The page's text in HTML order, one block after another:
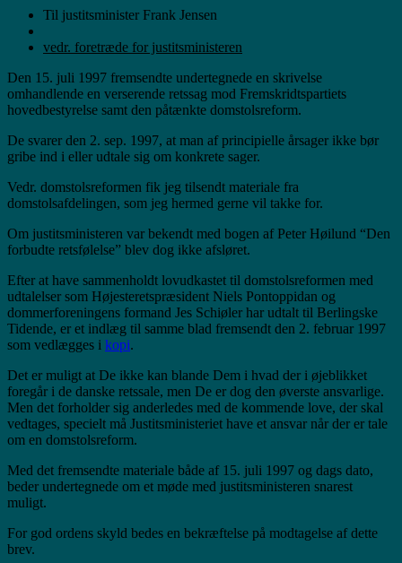
Til justitsminister Frank Jensen
vedr. foretræde for justitsministeren
Den 15. juli 1997 fremsendte undertegnede en skrivelse
omhandlende en verserende retssag mod Fremskridtspartiets
hovedbestyrelse samt den påtænkte domstolsreform.
De svarer den 2. sep. 1997, at man af principielle årsager ikke bør
gribe ind i eller udtale sig om konkrete sager.
Vedr. domstolsreformen fik jeg tilsendt materiale fra
domstolsafdelingen, som jeg hermed gerne vil takke for.
Om justitsministeren var bekendt med bogen af Peter Høilund “Den
forbudte retsfølelse” blev dog ikke afsløret.
Efter at have sammenholdt lovudkastet til domstolsreformen med
udtalelser som Højesteretspræsident Niels Pontoppidan og
dommerforeningens formand Jes Schiøler har udtalt til Berlingske
Tidende, er et indlæg til samme blad fremsendt den 2. februar 1997
som vedlægges i kopi.
Det er muligt at De ikke kan blande Dem i hvad der i øjeblikket
foregår i de danske retssale, men De er dog den øverste ansvarlige.
Men det forholder sig anderledes med de kommende love, der skal
vedtages, specielt må Justitsministeriet have et ansvar når der er tale
om en domstolsreform.
Med det fremsendte materiale både af 15. juli 1997 og dags dato,
beder undertegnede om et møde med justitsministeren snarest
muligt.
For god ordens skyld bedes en bekræftelse på modtagelse af dette
brev.